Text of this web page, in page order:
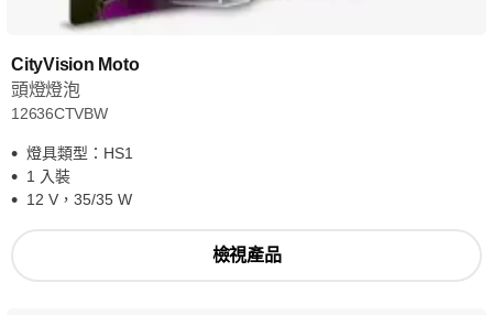
CityVision Moto
頭燈燈泡
12636CTVBW
燈具類型：HS1
1 入裝
12 V，35/35 W
檢視產品